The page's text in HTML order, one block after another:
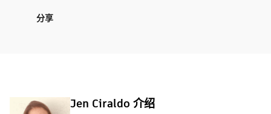
分享
Jen Ciraldo 介绍